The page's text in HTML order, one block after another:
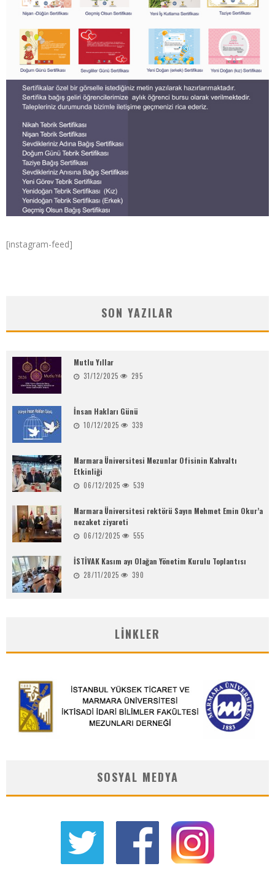
[instagram-feed]
SON YAZILAR
Mutlu Yıllar
31/12/2025 295
İnsan Hakları Günü
10/12/2025 339
Marmara Üniversitesi Mezunlar Ofisinin Kahvaltı
Etkinliği
06/12/2025 539
Marmara Üniversitesi rektörü Sayın Mehmet Emin Okur’a
nezaket ziyareti
06/12/2025 555
İSTİVAK Kasım ayı Olağan Yönetim Kurulu Toplantısı
28/11/2025 390
LINKLER
SOSYAL MEDYA